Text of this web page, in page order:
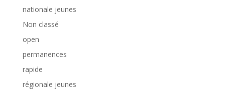
nationale jeunes
Non classé
open
permanences
rapide
régionale jeunes